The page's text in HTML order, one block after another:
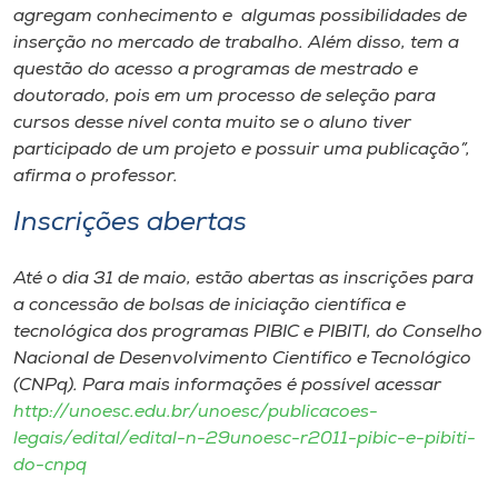
Selecione
o idioma
A+
A-
agregam conhecimento e algumas possibilidades de
inserção no mercado de trabalho. Além disso, tem a
questão do acesso a programas de mestrado e
doutorado, pois em um processo de seleção para
cursos desse nível conta muito se o aluno tiver
participado de um projeto e possuir uma publicação”,
afirma o professor.
Inscrições abertas
Até o dia 31 de maio, estão abertas as inscrições para
a concessão de bolsas de iniciação científica e
tecnológica dos programas PIBIC e PIBITI, do Conselho
Nacional de Desenvolvimento Científico e Tecnológico
(CNPq). Para mais informações é possível acessar
http://unoesc.edu.br/unoesc/publicacoes-
legais/edital/edital-n-29unoesc-r2011-pibic-e-pibiti-
do-cnpq